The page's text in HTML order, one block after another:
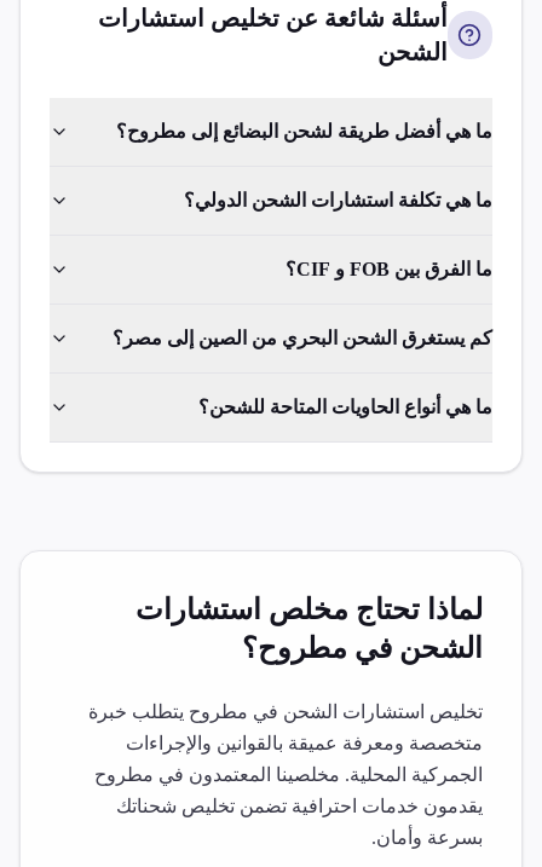
أسئلة شائعة عن تخليص استشارات
الشحن
ما هي أفضل طريقة لشحن البضائع إلى مطروح؟
ما هي تكلفة استشارات الشحن الدولي؟
ما الفرق بين FOB و CIF؟
كم يستغرق الشحن البحري من الصين إلى مصر؟
ما هي أنواع الحاويات المتاحة للشحن؟
لماذا تحتاج مخلص استشارات
الشحن في مطروح؟
تخليص استشارات الشحن في مطروح يتطلب خبرة
متخصصة ومعرفة عميقة بالقوانين والإجراءات
الجمركية المحلية. مخلصينا المعتمدون في مطروح
يقدمون خدمات احترافية تضمن تخليص شحناتك
بسرعة وأمان.